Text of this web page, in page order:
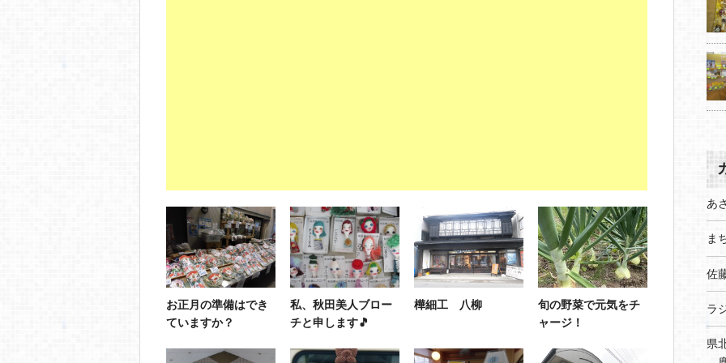
お正月の準備はでき
ていますか？
私、秋田美人ブロー
チと申します🎵
樺細工 八柳
旬の野菜で元気をチ
ャージ！
あ
ま
佐
ラ
県